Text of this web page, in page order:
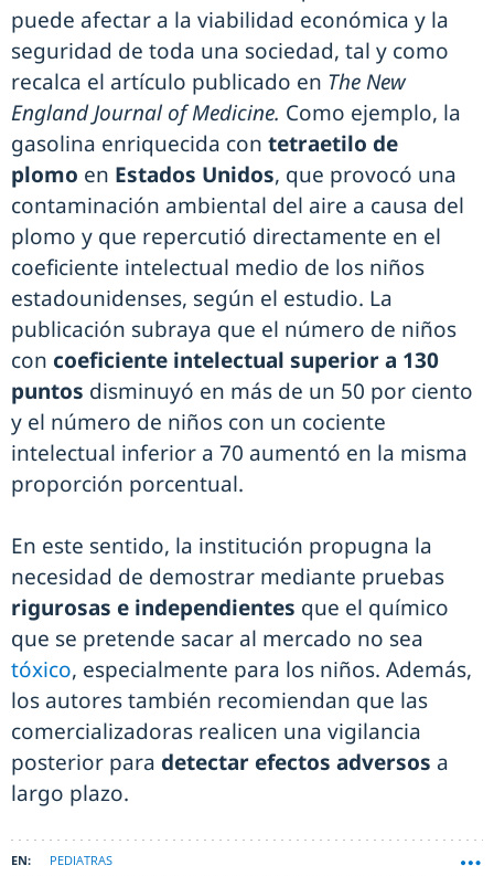
puede afectar a la viabilidad económica y la
seguridad de toda una sociedad, tal y como
recalca el artículo publicado en The New
England Journal of Medicine. Como ejemplo, la
gasolina enriquecida con tetraetilo de
plomo en Estados Unidos, que provocó una
contaminación ambiental del aire a causa del
plomo y que repercutió directamente en el
coeficiente intelectual medio de los niños
estadounidenses, según el estudio. La
publicación subraya que el número de niños
con coeficiente intelectual superior a 130
puntos disminuyó en más de un 50 por ciento
y el número de niños con un cociente
intelectual inferior a 70 aumentó en la misma
proporción porcentual.
En este sentido, la institución propugna la
necesidad de demostrar mediante pruebas
rigurosas e independientes que el químico
que se pretende sacar al mercado no sea
tóxico, especialmente para los niños. Además,
los autores también recomiendan que las
comercializadoras realicen una vigilancia
posterior para detectar efectos adversos a
largo plazo.
PEDIATRAS